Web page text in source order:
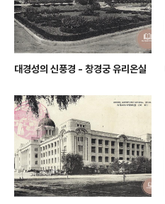
대경성의 신풍경 - 창경궁 유리온실